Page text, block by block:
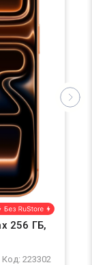
256 ГБ,
Код: 223302